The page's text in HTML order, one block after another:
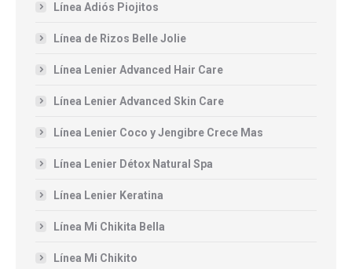
Línea Adiós Piojitos
Línea de Rizos Belle Jolie
Línea Lenier Advanced Hair Care
Línea Lenier Advanced Skin Care
Línea Lenier Coco y Jengibre Crece Mas
Línea Lenier Détox Natural Spa
Línea Lenier Keratina
Línea Mi Chikita Bella
Línea Mi Chikito